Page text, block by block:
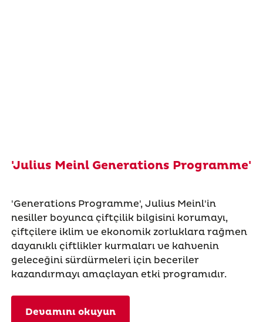
'Julius Meinl Generations Programme'
'Generations Programme', Julius Meinl'in
nesiller boyunca çiftçilik bilgisini korumayı,
çiftçilere iklim ve ekonomik zorluklara rağmen
dayanıklı çiftlikler kurmaları ve kahvenin
geleceğini sürdürmeleri için beceriler
kazandırmayı amaçlayan etki programıdır.
Devamını okuyun